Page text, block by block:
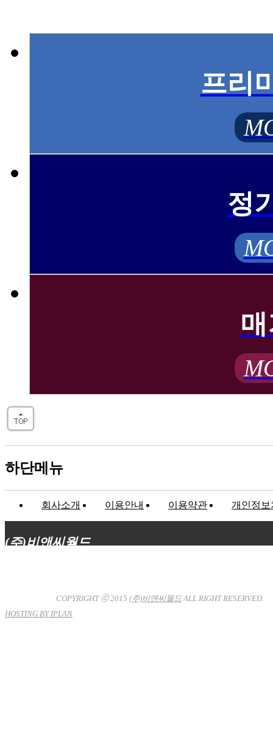
프리
정
하단메뉴
회사소개 이용안내 이용약관 개인정보
(주)비앤씨월드
COPYRIGHT ⓒ 2015 (주)비앤씨월드ALL RIGHT RESERVED.
HOSTING BY IPLAN